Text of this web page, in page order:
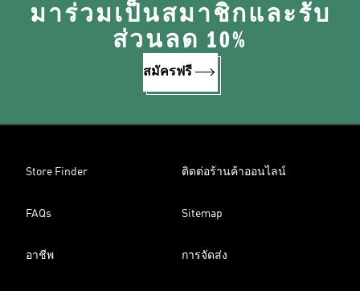
มาร่วมเป็นสมาชิกและรับ
ส่วนลด 10%
สมัครฟรี
Store Finder ติดต่อร้านค้าออนไลน์
FAQs Sitemap
อาชีพ การจัดส่ง